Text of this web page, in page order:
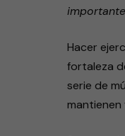
Hacer
fortaleza
serie de
mantienen